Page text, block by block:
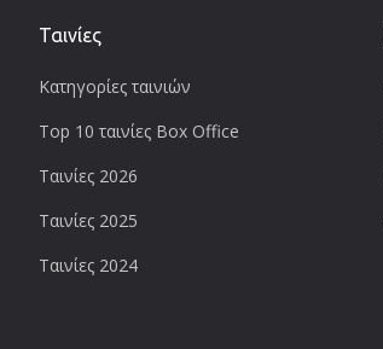
Ταινίες
Κατηγορίες ταινιών
Top 10 ταινίες Box Office
Ταινίες 2026
Ταινίες 2025
Ταινίες 2024